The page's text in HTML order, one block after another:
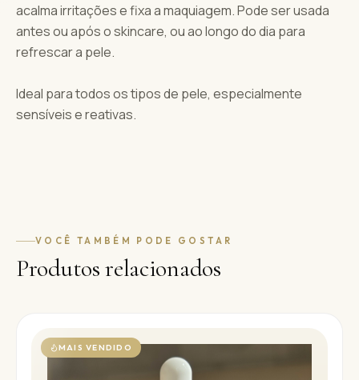
acalma irritações e fixa a maquiagem. Pode ser usada
antes ou após o skincare, ou ao longo do dia para
refrescar a pele.
Ideal para todos os tipos de pele, especialmente
sensíveis e reativas.
VOCÊ TAMBÉM PODE GOSTAR
Produtos relacionados
MAIS VENDIDO